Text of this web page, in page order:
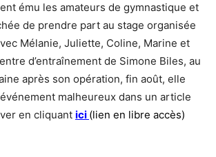
ému les amateurs de gymnastique et
de prendre part au stage organisée
Mélanie, Juliette, Coline, Marine et
d’entraînement de Simone Biles, au
après son opération, fin août, elle
malheureux dans un article
en cliquant ici (lien en libre accès)